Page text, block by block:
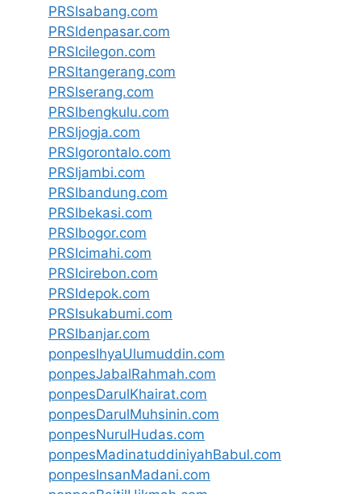
PRSIsabang.com
PRSIdenpasar.com
PRSIcilegon.com
PRSItangerang.com
PRSIserang.com
PRSIbengkulu.com
PRSIjogja.com
PRSIgorontalo.com
PRSIjambi.com
PRSIbandung.com
PRSIbekasi.com
PRSIbogor.com
PRSIcimahi.com
PRSIcirebon.com
PRSIdepok.com
PRSIsukabumi.com
PRSIbanjar.com
ponpesIhyaUlumuddin.com
ponpesJabalRahmah.com
ponpesDarulKhairat.com
ponpesDarulMuhsinin.com
ponpesNurulHudas.com
ponpesMadinatuddiniyahBabul.com
ponpesInsanMadani.com